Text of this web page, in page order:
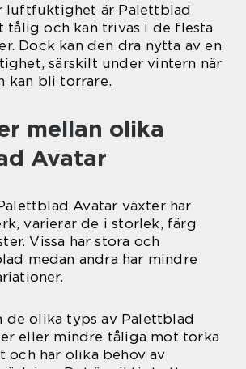
luftfuktighet är Palettblad
tålig och kan trivas i de flesta
Dock kan den dra nytta av en
särskilt under vintern när
kan bli torrare.
mellan olika
Avatar
Avatar växter har
varierar de i storlek, färg
Vissa har stora och
medan andra har mindre
de olika typs av Palettblad
eller mindre tåliga mot torka
och har olika behov av